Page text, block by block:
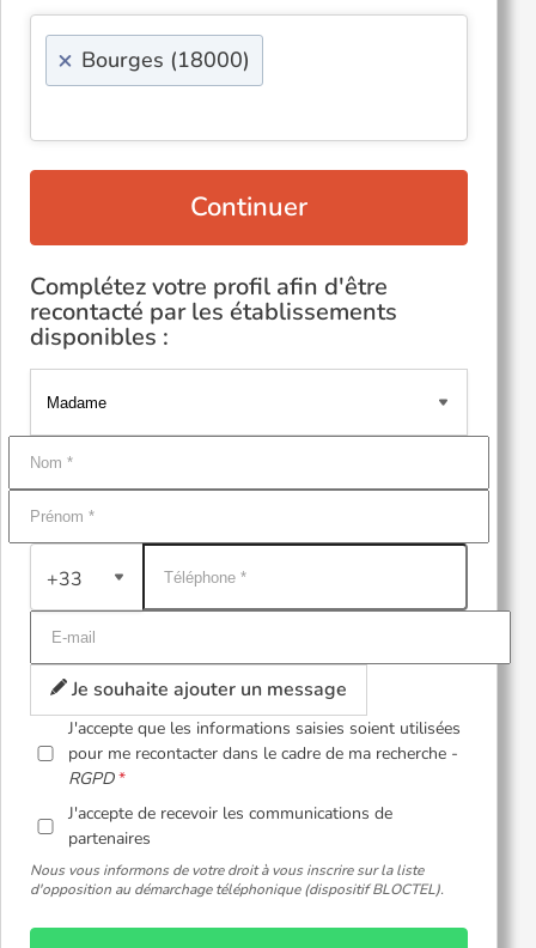
× Bourges (18000)
Continuer
Complétez votre profil afin d'être
recontacté par les établissements
disponibles :
+33
Je souhaite ajouter un message
J'accepte que les informations saisies soient utilisées
pour me recontacter dans le cadre de ma recherche -
RGPD
J'accepte de recevoir les communications de
partenaires
Nous vous informons de votre droit à vous inscrire sur la liste
d'opposition au démarchage téléphonique (dispositif BLOCTEL).